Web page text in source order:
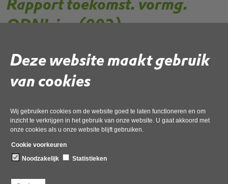
Deze website maakt gebruik
van cookies
Wij gebruiken cookies om de website goed te laten functioneren en om
inzicht te verkrijgen in het gebruik van onze website. U gaat akkoord met
onze cookies als u onze website blijft gebruiken.
Cookie voorkeuren
Noodzakelijk
Statistieken
ODNL jur (002)
Gebruik de onderstaande link om het document te downloaden.
(002)’,
Deel deze pagina